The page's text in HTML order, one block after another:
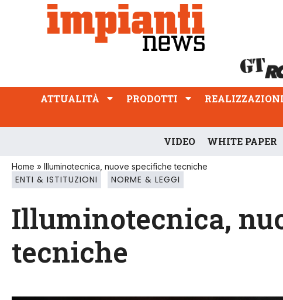
ATTUALITÀ PRODOTTI REALIZZAZIONI
PROFESSIONE
ATTUALITÀ PRODOTTI REALIZZAZIONI
VIDEO WHITE PAPER
Home » Illuminotecnica, nuove specifiche tecniche
ENTI & ISTITUZIONI NORME & LEGGI
Illuminotecnica,
tecniche